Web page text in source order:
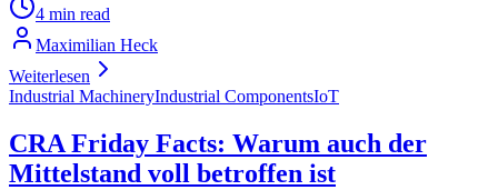
4 min read
Maximilian Heck
Weiterlesen
Industrial MachineryIndustrial ComponentsIoT
CRA Friday Facts: Warum auch der
Mittelstand voll betroffen ist